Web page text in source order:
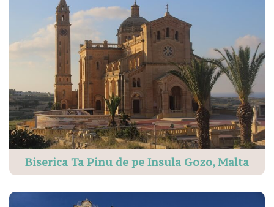
Biserica Ta Pinu de pe Insula Gozo, Malta